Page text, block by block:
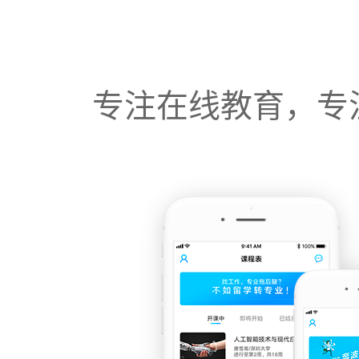
专注在线教育，